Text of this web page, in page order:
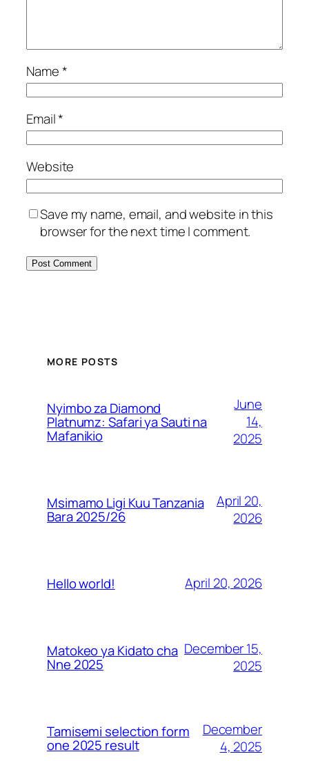
Name*
Email*
Website
Save my name, email, and website in this
browser for the next time I comment.
MORE POSTS
Nyimbo za Diamond
Platnumz: Safari ya Sauti na
Mafanikio
June
14,
2025
Msimamo Ligi Kuu Tanzania
Bara 2025/26
April 20,
2026
Hello world! April 20, 2026
Matokeo ya Kidato cha
Nne 2025
December 15,
2025
Tamisemi selection form
one 2025 result
December
4, 2025